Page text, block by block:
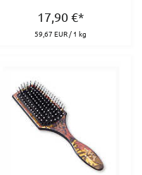
17,90€*
59,67 EUR / 1 kg